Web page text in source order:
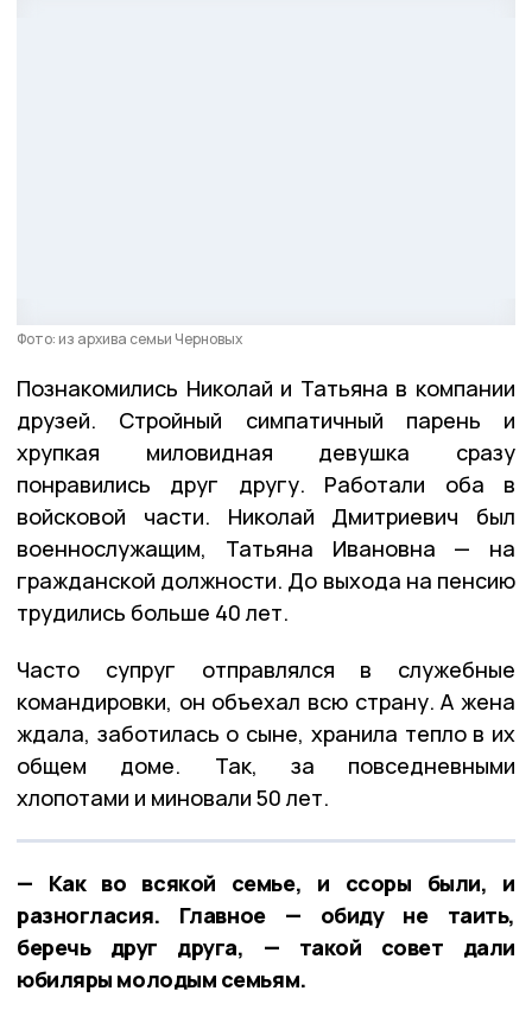
Фото: из архива семьи Черновых
Познакомились Николай и Татьяна в компании
друзей. Стройный симпатичный парень и
хрупкая миловидная девушка сразу
понравились друг другу. Работали оба в
войсковой части. Николай Дмитриевич был
военнослужащим, Татьяна Ивановна — на
гражданской должности. До выхода на пенсию
трудились больше 40 лет.
Часто супруг отправлялся в служебные
командировки, он объехал всю страну. А жена
ждала, заботилась о сыне, хранила тепло в их
общем доме. Так, за повседневными
хлопотами и миновали 50 лет.
— Как во всякой семье, и ссоры были, и
разногласия. Главное — обиду не таить,
беречь друг друга, — такой совет дали
юбиляры молодым семьям.